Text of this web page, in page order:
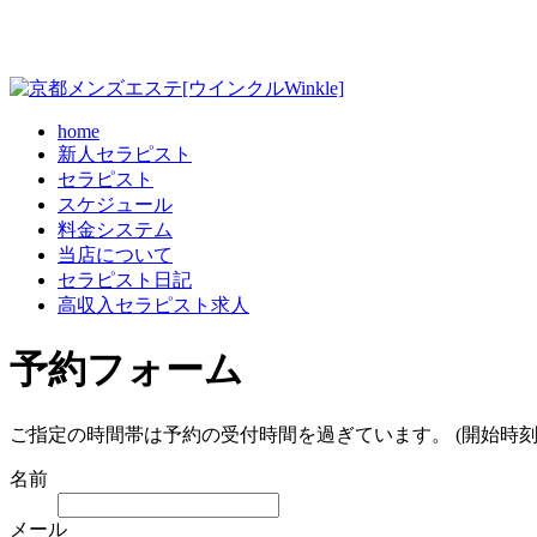
home
新人セラピスト
セラピスト
スケジュール
料金システム
当店について
セラピスト日記
高収入セラピスト求人
予約フォーム
ご指定の時間帯は予約の受付時間を過ぎています。 (開始時
名前
メール